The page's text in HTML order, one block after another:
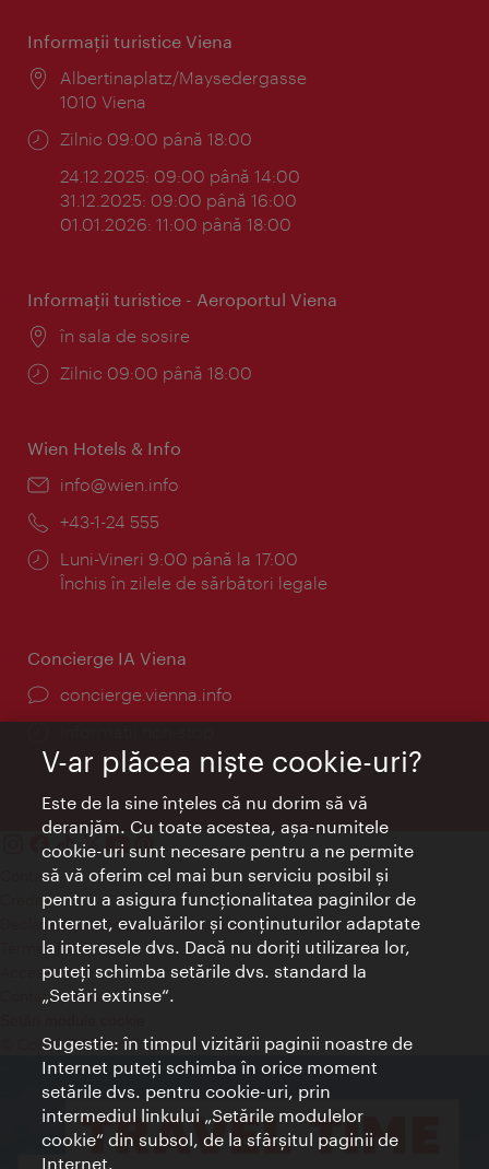
Informaţii turistice Viena
Locul:
Albertinaplatz/Maysedergasse
1010 Viena
Program:
Zilnic 09:00 până 18:00
24.12.2025: 09:00 până 14:00
31.12.2025: 09:00 până 16:00
01.01.2026: 11:00 până 18:00
Informaţii turistice - Aeroportul Viena
Locul:
în sala de sosire
Program:
Zilnic 09:00 până 18:00
Wien Hotels & Info
E-
info@wien.info
Telefon:
+43-1-24 555
Program:
Luni-Vineri 9:00 până la 17:00
Închis în zilele de sărbători legale
Concierge IA Viena
concierge.vienna.info
Contact
Credits
Declaraţie privind protecţia datelor
Terms of Use
Accesibilitate
Contact presa
© Copyright Wien Tourismus
V-ar plăcea nişte cookie-uri?
Este de la sine înţeles că nu dorim să vă
deranjăm. Cu toate acestea, aşa-numitele
cookie-uri sunt necesare pentru a ne permite
să vă oferim cel mai bun serviciu posibil şi
pentru a asigura funcţionalitatea paginilor de
Internet, evaluărilor şi conţinuturilor adaptate
la interesele dvs. Dacă nu doriţi utilizarea lor,
puteţi schimba setările dvs. standard la
„Setări extinse“.
Sugestie: în timpul vizitării paginii noastre de
Internet puteţi schimba în orice moment
setările dvs. pentru cookie-uri, prin
intermediul linkului „Setările modulelor
cookie“ din subsol, de la sfârşitul paginii de
Internet.